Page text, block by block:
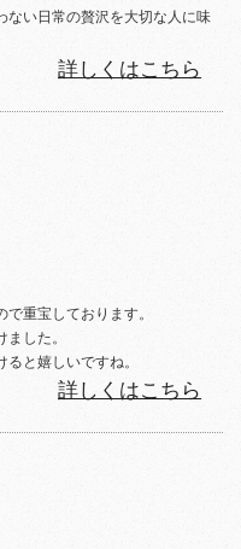
ない日常の贅沢を大切な人に味
詳しくはこちら
重宝しております。
した。
と嬉しいですね。
詳しくはこちら